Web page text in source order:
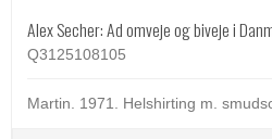
Alex Secher: Ad omveje og biveje i
Q3125108105
Martin. 1971. Helshirting m.